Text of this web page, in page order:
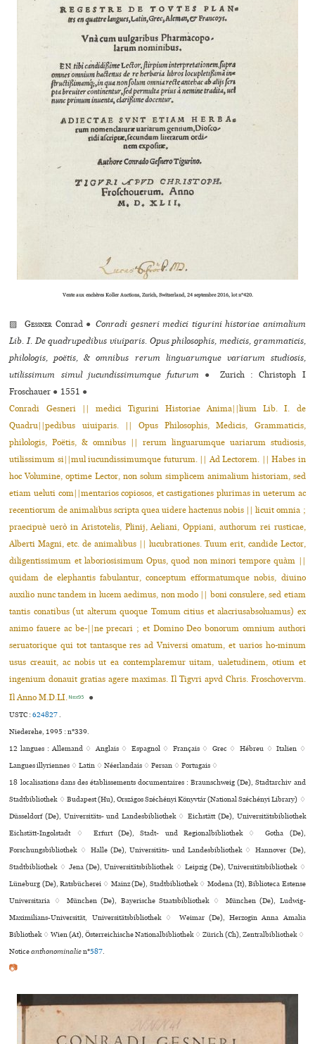
Vente aux enchères Koller Auctions, Zurich, Switzerland, 24 septembre 2016, lot n°420.
▨Gessner Conrad ● Conradi gesneri medici tigurini historiae animalium
Lib. I. De quadrupedibus viuiparis. Opus philosophis, medicis, grammaticis,
philologis, poëtis, & omnibus rerum linguarumque variarum studiosis,
utilissimum simul jucundissimumque futurum
●
Zurich : Christoph I
Froschauer ● 1551 ●
Conradi Gesneri || medici Tigurini Historiae Anima||lium Lib. I. de
Quadru||pedibus uiuiparis. || Opus Philosophis, Medicis, Grammaticis,
philolo­gis, Poëtis, & omnibus || rerum linguarumque uariarum studiosis,
utilissi­mum si||mul iucundissimumque futurum. || Ad Lectorem. || Habes in
hoc Volumine, optime Lector, non solum simplicem animalium historiam, sed
etiam ueluti com||mentarios copiosos, et castigationes plurimas in ueterum ac
recentiorum de animalibus scripta quea uidere hactenus nobis || licuit omnia ;
praecipuè uerò in Aristotelis, Plinij, Aeliani, Oppiani, authorum rei rusticae,
Alberti Magni, etc. de animalibus || lucubrationes. Tuum erit, can­dide Lector,
diligentissimum et laboriosisimum Opus, quod non minori tempore quàm ||
quidam de elephantis fabulantur, conceptum efformatum­que nobis, diuino
auxilio nunc tandem in lucem aedimus, non modo || boni consulere, sed etiam
tantis conatibus (ut alterum quoque Tomum citius et alacriusabsoluamus) ex
animo fauere ac be-||ne precari ; et Domino Deo bo­norum omnium authori
seruatorique qui tot tantasque res ad Vniversi oma­tum, et uarios ho-minum
usus creauit, ac nobis ut ea contemplaremur uitam, ualetudinem, otium et
ingenium donauit gratias agere maximas. Il Tigvri apvd Chris. Froschovervm.
Il Anno M.D.LI. Niede95 ●
USTC :624827.
Niederehe, 1995 : n°339.
12 langues :Allemand ♢Anglais ♢ Espagnol ♢ Français ♢ Grec ♢ Hébreu ♢ Italien ♢
Langues illyriennes ♢Latin ♢Néerlandais ♢Persan ♢Portugais ♢
18 localisations dans des établissements documentaires : Braunschweig (De), Stadtarchiv and
Stadtbibliothek ♢ Budapest (Hu), Országos Széchényi Könyvtár (National Széchényi Library) ♢
Düsseldorf (De), Universitäts- und Landesbibliothek ♢ Eichstätt (De), Universitätsbibliothek
Eichstätt-Ingolstadt ♢ Erfurt (De), Stadt- und Regionalbibliothek ♢ Gotha (De),
Forschungsbibliothek ♢ Halle (De), Universitäts- und Landesbibliothek ♢ Hannover (De),
Stadtbibliothek ♢ Jena (De), Universitätsbibliothek ♢ Leipzig (De), Universitätsbibliothek ♢
Lüneburg (De), Ratsbücherei ♢ Mainz (De), Stadtbibliothek ♢ Modena (It), Biblioteca Estense
Universitaria ♢ München (De), Bayerische Staatsbibliothek ♢ München (De), Ludwig-
Maximilians-Universität, Universitätsbibliothek ♢ Weimar (De), Herzogin Anna Amalia
Bibliothek ♢ Wien (At), Österreichische Nationalbibliothek ♢ Zürich (Ch), Zentralbibliothek ♢
Noticeanthonominalien°587.
📷